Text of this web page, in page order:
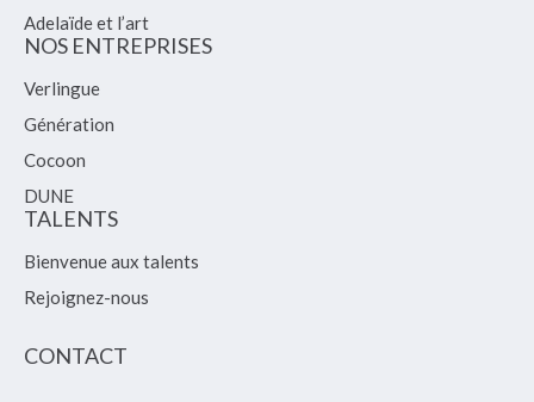
Adelaïde et l’art
NOS ENTREPRISES
Verlingue
Génération
Cocoon
DUNE
TALENTS
Bienvenue aux talents
Rejoignez-nous
CONTACT